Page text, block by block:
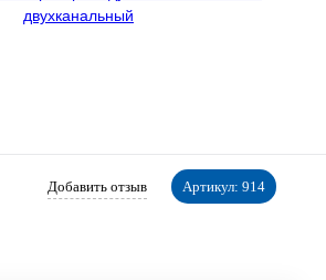
Добавить отзыв Артикул: 914